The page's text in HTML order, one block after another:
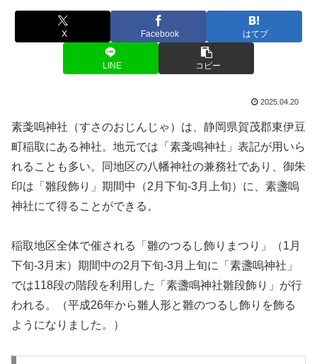
X Facebook はてブ
LINE コピー
2025.04.20
素戔嗚神社（すさのおじんじゃ）は、静岡県賀茂郡東伊豆
町稲取にある神社。地元では「素戔鳴神社」表記が用いら
れることも多い。同地区の八幡神社の兼務社であり、御朱
印は「雛段飾り」期間中（2月下旬-3月上旬）に、素盞嗚
神社にて得ることができる。
稲取地区全体で催される「雛のつるし飾りまつり」（1月
下旬-3月末）期間中の2月下旬-3月上旬に「素盞嗚神社」
では118段の階段を利用した「素盞鳴神社雛段飾り」が行
われる。（平成26年から雛人形と雛のつるし飾りを飾る
ようになりました。）